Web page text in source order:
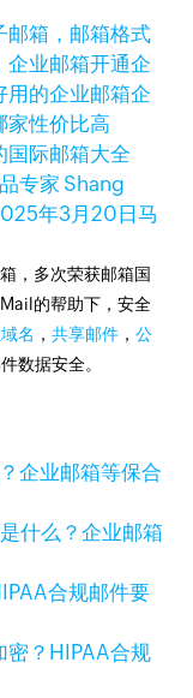
邮箱，邮箱格式
企业邮箱开通企
用的企业邮箱企
家性价比高
国际邮箱大全
专家 Shang
年3月20日马
，多次荣获邮箱国
的帮助下，安全
名 ，共享邮件 ，公
数据安全。
什么？企业邮箱
密？HIPAA合规